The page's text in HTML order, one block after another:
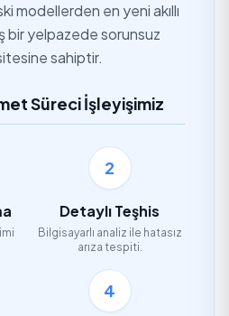
modellerden en yeni akıllı
bir yelpazede sorunsuz
sahiptir.
Süreci İşleyişimiz
2
Detaylı Teşhis
Bilgisayarlı analiz ile hatasız
arıza tespiti.
4